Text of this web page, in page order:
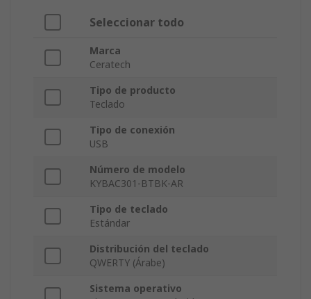
Seleccionar todo
Marca
Ceratech
Tipo de producto
Teclado
Tipo de conexión
USB
Número de modelo
KYBAC301-BTBK-AR
Tipo de teclado
Estándar
Distribución del teclado
QWERTY (Árabe)
Sistema operativo